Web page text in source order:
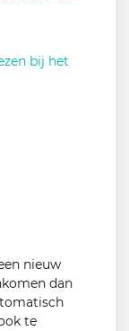
bij het
nieuw
dan
te